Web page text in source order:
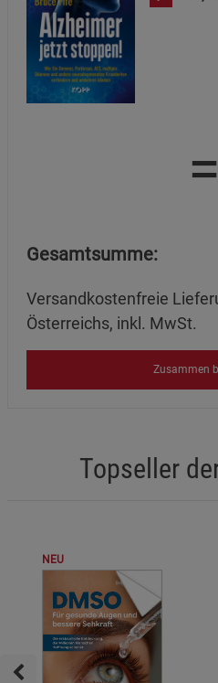
=
Gesamtsumme:
Versandkostenfreie
Österreichs, inkl. MwSt.
Zusammen
Topseller
NEU